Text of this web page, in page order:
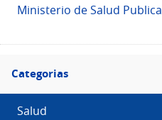
Ministerio de Salud Publica
Filtro
Categorias
Categorias
Salud